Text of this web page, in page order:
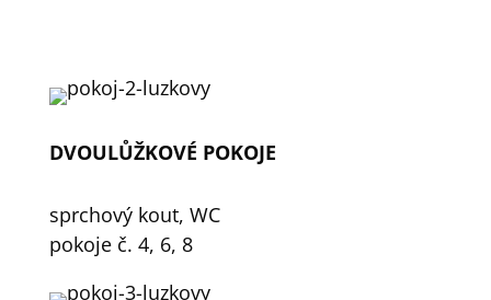
DVOULŮŽKOVÉ POKOJE
sprchový kout, WC
pokoje č. 4, 6, 8